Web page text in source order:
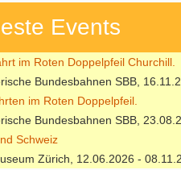
Events
im Roten Doppelpfeil Churchill.
Bundesbahnen SBB,
im Roten Doppelpfeil.
Bundesbahnen SBB,
Schweiz
Zürich, 12.06.2026 -